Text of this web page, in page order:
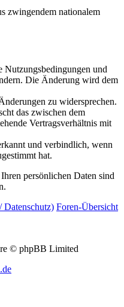
zwingendem nationalem
Nutzungsbedingungen und
Die Änderung wird dem
zu widersprechen.
das zwischen dem
Vertragsverhältnis mit
und verbindlich, wenn
hat.
persönlichen Daten sind
Datenschutz) Foren-Übersicht
© phpBB Limited